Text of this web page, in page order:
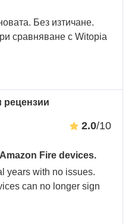
Без изтичане.
сравняване с Witopia
рецензии
2.0/10
Fire devices.
years with no issues.
can no longer sign